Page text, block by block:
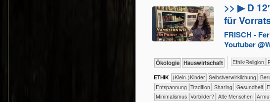
>> ▶ D
für
FRISCH -
Youtuber
​​​​​​​Ökologie ​Haus­wirtschaft ​​​​​​​​​​Ethik/​Religion
ETHIK (Klein-)Kinder ​​​​​​​​​​​​​​​​​​​​​​​​​​​​​​​​​​​​​​​​Selbst­verwirklichung
​​​​​​​​​​​​​Entspannung ​​​​​​​​​​​Tradition ​​​​​​​​​​Sharing ​​​​​​Gesundheit
​​Minimalismus ​​Vorbilder? Alte Menschen